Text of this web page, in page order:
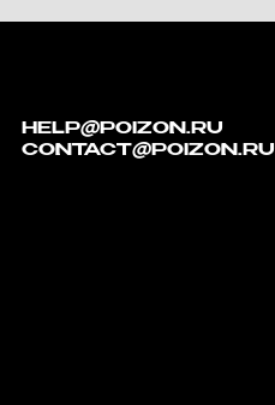
HELP@POIZON.RU
CONTACT@POIZON.RU